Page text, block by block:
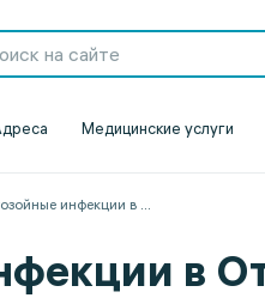
Медицинские услуги
инфекции в ...
в